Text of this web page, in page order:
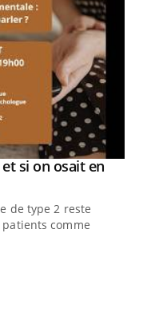
si on osait en
de type 2 reste
comme